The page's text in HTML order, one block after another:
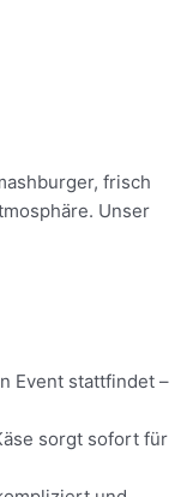
frisch
Unser
Event stattfindet –
sorgt sofort für